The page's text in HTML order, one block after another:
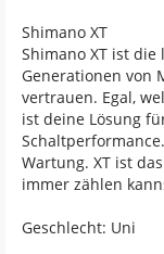
Shimano XT
Shimano XT ist
Generationen von
vertrauen. Egal,
ist deine Lösung
Wartung. XT ist
immer zählen
Geschlecht: Uni